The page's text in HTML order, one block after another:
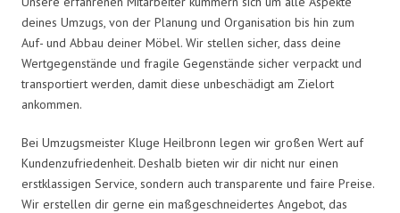
deines Umzugs, von der Planung und Organisation bis hin zum
Auf- und Abbau deiner Möbel. Wir stellen sicher, dass deine
Wertgegenstände und fragile Gegenstände sicher verpackt und
transportiert werden, damit diese unbeschädigt am Zielort
ankommen.
Bei Umzugsmeister Kluge Heilbronn legen wir großen Wert auf
Kundenzufriedenheit. Deshalb bieten wir dir nicht nur einen
erstklassigen Service, sondern auch transparente und faire Preise.
Wir erstellen dir gerne ein maßgeschneidertes Angebot, das